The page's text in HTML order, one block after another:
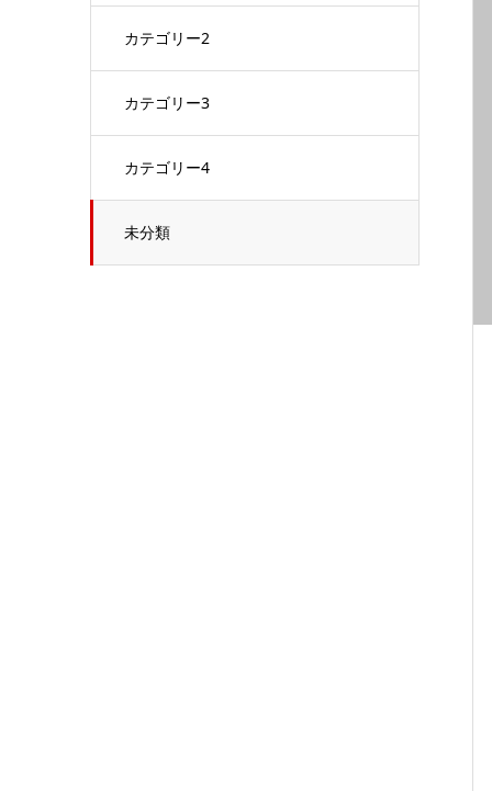
カテゴリー2
カテゴリー3
カテゴリー4
未分類